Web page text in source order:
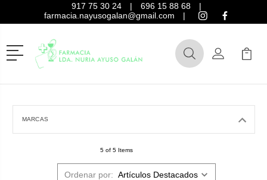
917 75 30 24 | 696 15 88 68
|
farmacia.nayusogalan@gmail.com
|
Menú
BuscarMi Cuenta
Mi
MARCAS
5 of 5 Items
Ordenar por: